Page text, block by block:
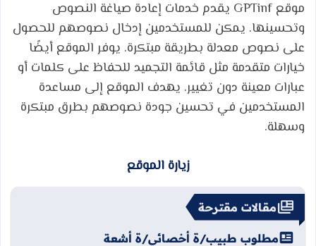
موقع GPTinf يقدم خدمات إعادة صياغة النصوص
وتحسينها. يمكن للمستخدمين إدخال نصوصهم للحصول
على نصوص معدلة بطريقة مبتكرة. يوفر الموقع أيضًا
خيارات متقدمة مثل قائمة التجميد للحفاظ على كلمات أو
عبارات معينة دون تغيير. يهدف الموقع إلى مساعدة
المستخدمين في تحسين جودة نصوصهم بطرق مبتكرة
وسهلة.
زيارة الموقع
مقالات مقترحة
مطلوب طبيب/ة أخصائي/ة أشعة